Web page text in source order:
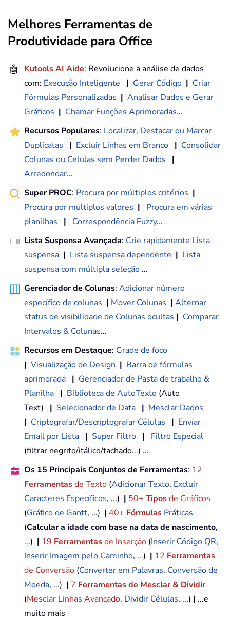
Melhores Ferramentas de
Produtividade para Office
🤖 Kutools AI Aide: Revolucione a análise de dados
com: Execução Inteligente | Gerar Código | Criar
Fórmulas Personalizadas | Analisar Dados e Gerar
Gráficos | Chamar Funções Aprimoradas…
Recursos Populares: Localizar, Destacar ou Marcar
Duplicatas
| Excluir Linhas em Branco | Consolidar
Colunas ou Células sem Perder Dados
|
Arredondar...
Super PROC: Procura por múltiplos critérios |
Procura por múltiplos valores |
Procura em várias
planilhas
| Correspondência Fuzzy...
Lista Suspensa Avançada: Crie rapidamente Lista
suspensa | Lista suspensa dependente | Lista
suspensa com múltipla seleção ...
Gerenciador de Colunas: Adicionar número
específico de colunas | Mover Colunas | Alternar
status de visibilidade de Colunas ocultas | Comparar
Intervalos & Colunas...
Recursos em Destaque: Grade de foco
| Visualização de Design | Barra de fórmulas
aprimorada | Gerenciador de Pasta de trabalho &
Planilha | Biblioteca de AutoTexto (Auto
Text) | Selecionador de Data | Mesclar Dados
| Criptografar/Descriptografar Células | Enviar
Email por Lista | Super Filtro |
Filtro Especial
(filtrar negrito/itálico/tachado...) ...
Os 15 Principais Conjuntos de Ferramentas: 12
Ferramentasde Texto (Adicionar Texto, Excluir
Caracteres Específicos, ...) | 50+ Tiposde Gráficos
(Gráfico de Gantt, ...) | 40+ Fórmulas Práticas
(Calcular a idade com base na data de nascimento,
...) | 19 Ferramentasde Inserção (Inserir Código QR,
Inserir Imagem pelo Caminho, ...) | 12 Ferramentas
de Conversão (Converter em Palavras, Conversão de
Moeda, ...) | 7 Ferramentas de Mesclar & Dividir
(Mesclar Linhas Avançado, Dividir Células, ...) | ...e
muito mais